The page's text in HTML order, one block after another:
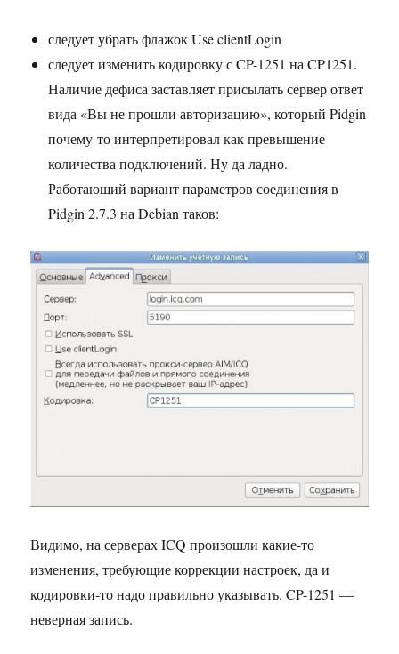
следует убрать флажок Use clientLogin
следует изменить кодировку с CP-1251 на CP1251.
Наличие дефиса заставляет присылать сервер ответ
вида «Вы не прошли авторизацию», который Pidgin
почему-то интерпретировал как превышение
количества подключений. Ну да ладно.
Работающий вариант параметров соединения в
Pidgin 2.7.3 на Debian таков:
Видимо, на серверах ICQ произошли какие-то
изменения, требующие коррекции настроек, да и
кодировки-то надо правильно указывать. CP-1251 —
неверная запись.